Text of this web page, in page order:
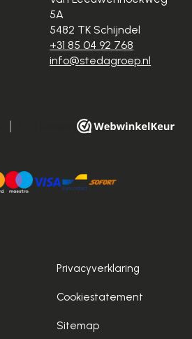
5A
5482 TK Schijndel
+31 85 04 92 768
info@stedagroep.nl
Privacyverklaring
Cookiestatement
Sitemap